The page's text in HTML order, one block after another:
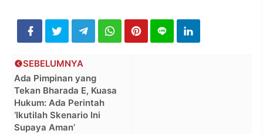
SEBELUMNYA
Ada Pimpinan yang
Tekan Bharada E, Kuasa
Hukum: Ada Perintah
‘Ikutilah Skenario Ini
Supaya Aman’